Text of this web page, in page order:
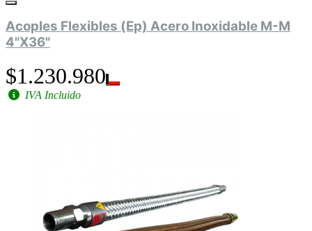
Acoples Flexibles (Ep) Acero Inoxidable M-M
4"X36"
$1.230.980
IVA Incluido